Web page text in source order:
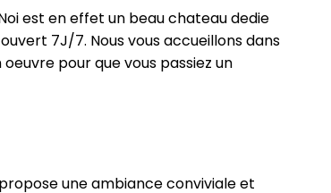
est en effet un beau chateau dedie
7J/7. Nous vous accueillons dans
pour que vous passiez un
une ambiance conviviale et